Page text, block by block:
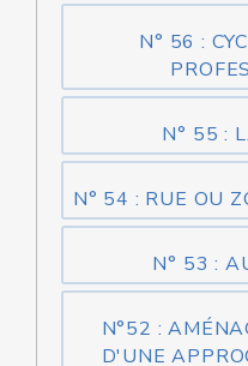
N° 56 :
N° 55 :
N° 54 : RUE OU
N° 53 :
N°52 :
D'UNE